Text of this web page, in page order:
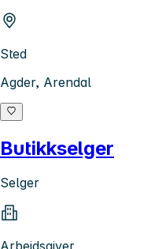
Sted
Agder, Arendal
Butikkselger
Selger